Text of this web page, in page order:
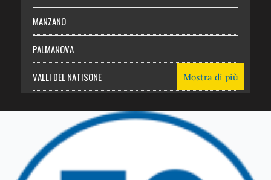
MANZANO
PALMANOVA
VALLI DEL NATISONE
TRICESIMO
TARCENTO
Mostra di più